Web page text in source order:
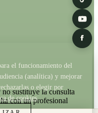
sustituye la consulta
con un profesional
el funcionamiento del
(analítica) y mejorar
o elegir por
de cookies.